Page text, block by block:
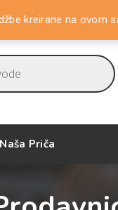
kreirane na ovom
Naša Priča